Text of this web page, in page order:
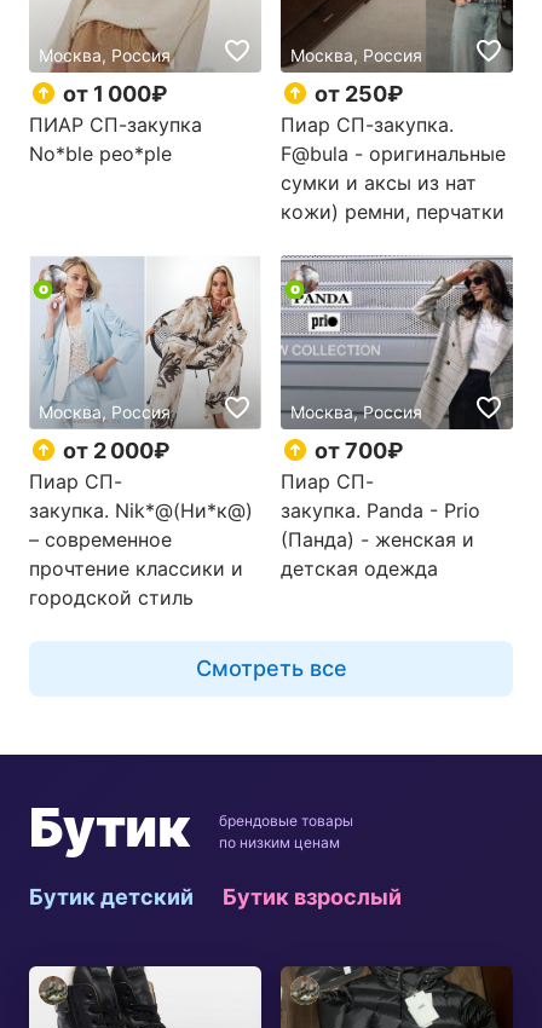
Москва, Россия
от 1 000₽
ПИАР СП-закупка
No*blе peo*ple
Москва, Россия
от 250₽
Пиар СП-закупка.
F@bulа - оригинальные
сумки и аксы из нат
кожи) ремни, перчатки
Москва, Россия
от 2 000₽
Пиар СП-
закупка. Nik*@(Ни*к@)
– современное
прочтение классики и
городской стиль
Москва, Россия
от 700₽
Пиар СП-
закупка. Panda - Priо
(Панда) - женская и
детская одежда
Смотреть все
Бутик
брендовые товары
по низким ценам
Бутик детский Бутик взрослый